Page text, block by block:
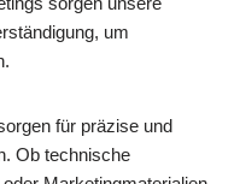
um
für präzise und
Ob technische